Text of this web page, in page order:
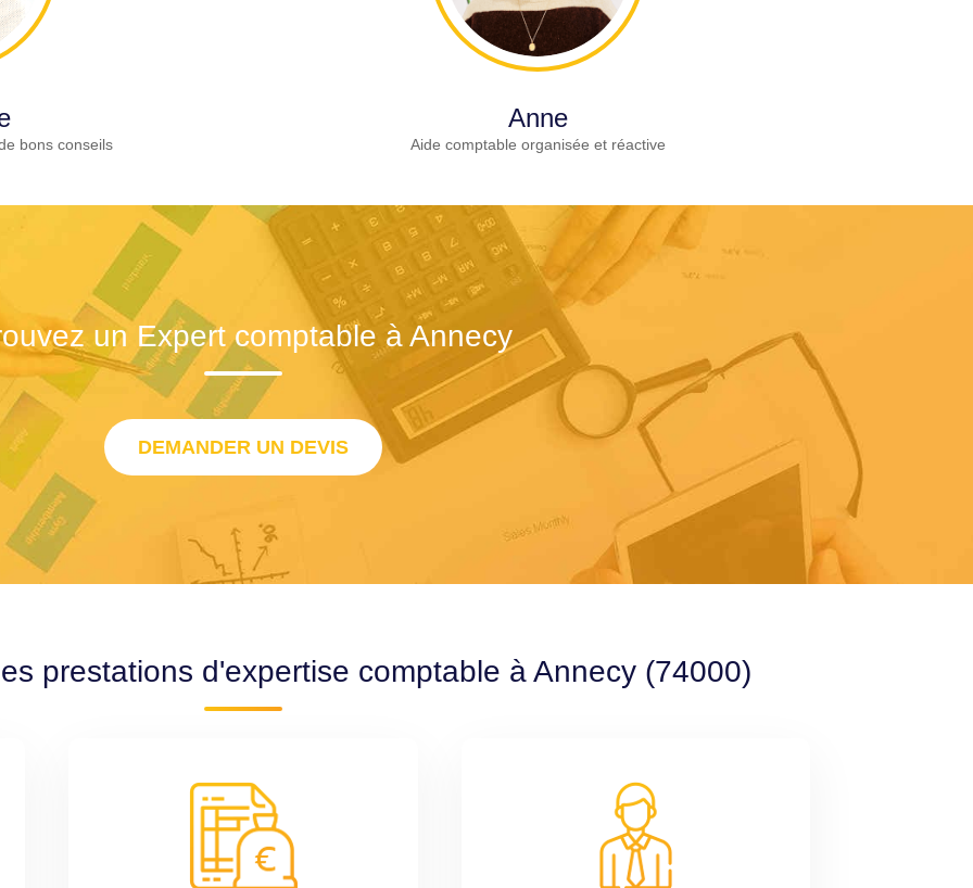
bons conseils
Anne
Aide comptable organisée et réactive
un Expert comptable à Annecy
DEMANDER UN DEVIS
prestations d'expertise comptable à Annecy (74000)